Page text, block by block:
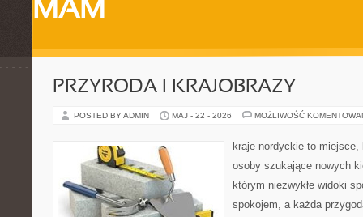
MAM
PRZYRODA I KRAJOBRAZY
POSTED BY ADMIN MAJ - 22 - 2026 MOŻLIWOŚĆ
kraje nordyckie to
osoby szukające nowych
którym niezwykłe widoki
spokojem, a każda